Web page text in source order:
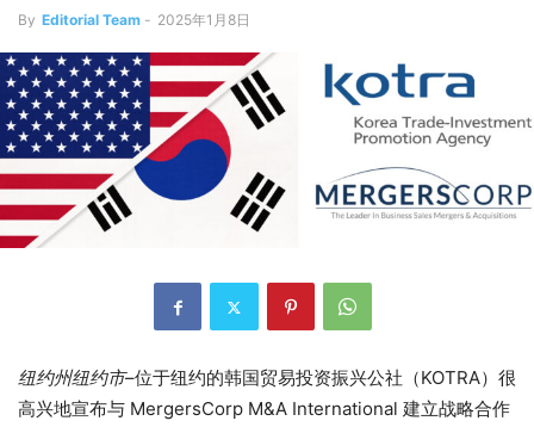
By Editorial Team - 2025年1月8日
纽约州纽约市–位于纽约的韩国贸易投资振兴公社（KOTRA）很
高兴地宣布与 MergersCorp M&A International 建立战略合作